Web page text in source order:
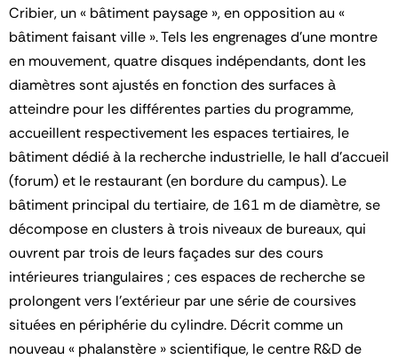
Cribier, un « bâtiment paysage », en opposition au «
bâtiment faisant ville ». Tels les engrenages d’une montre
en mouvement, quatre disques indépendants, dont les
diamètres sont ajustés en fonction des surfaces à
atteindre pour les différentes parties du programme,
accueillent respectivement les espaces tertiaires, le
bâtiment dédié à la recherche industrielle, le hall d’accueil
(forum) et le restaurant (en bordure du campus). Le
bâtiment principal du tertiaire, de 161 m de diamètre, se
décompose en clusters à trois niveaux de bureaux, qui
ouvrent par trois de leurs façades sur des cours
intérieures triangulaires ; ces espaces de recherche se
prolongent vers l’extérieur par une série de coursives
situées en périphérie du cylindre. Décrit comme un
nouveau « phalanstère » scientifique, le centre R&D de